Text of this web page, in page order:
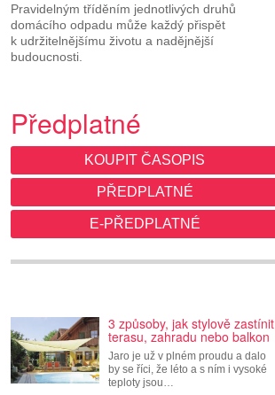
Pravidelným tříděním jednotlivých druhů
domácího odpadu může každý přispět
k udržitelnějšímu životu a nadějnější
budoucnosti.
Předplatné
KOUPIT ČASOPIS
PŘEDPLATNÉ
E-PŘEDPLATNÉ
3 způsoby, jak stylově zastínit
terasu, zahradu nebo balkon
Jaro je už v plném proudu a dalo
by se říci, že léto a s ním i vysoké
teploty jsou…